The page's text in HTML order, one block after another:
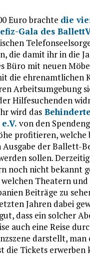
Euro brachte die
Gala des
die damit ihr in die
Büro mit neuen
die ehrenamtlichen
Arbeitsumgebung
Hilfesuchenden
wird das
von den
profitieren, welche
der Ballett-
sollen.
noch nicht bekannt
Theatern
Beiträge zu
Jahren dabei
dass ein solcher
auch eine Reise
darstellt,
die Tickets erwerben